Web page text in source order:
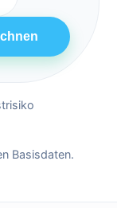
Basisdaten.